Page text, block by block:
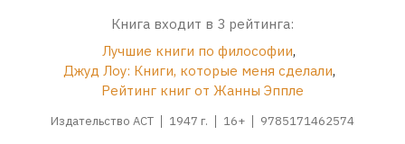
Книга входит в 3 рейтинга:
Лучшие книги по философии,
Джуд Лоу: Книги, которые меня сделали,
Рейтинг книг от Жанны Эппле
Издательство АСТ 1947 г. 16+ 9785171462574